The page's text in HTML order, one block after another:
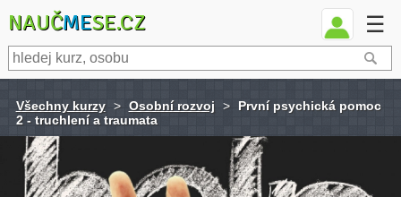
NAUČMESE.CZ ☰
Všechny kurzy > Osobní rozvoj >
První psychická pomoc
2 - truchlení a traumata